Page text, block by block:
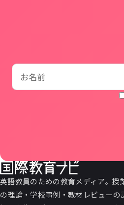
お名前
学校名
メールアドレス
英語教員のための教育メディア。授
の理論・学校事例・教材レビューの